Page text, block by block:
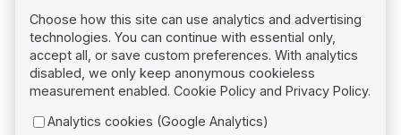
PagerPrevious page
jQuery
Web Components
Choose how this site can use analytics and advertising
technologies. You can continue with essential only,
accept all, or save custom preferences. With analytics
disabled, we only keep anonymous cookieless
measurement enabled. Cookie Policy and Privacy Policy.
Analytics cookies (Google Analytics)